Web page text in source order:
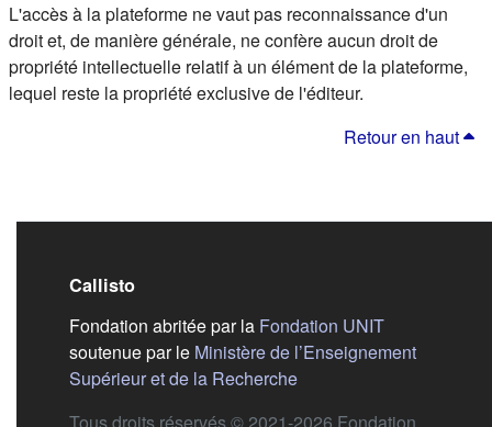
L'accès à la plateforme ne vaut pas reconnaissance d'un
droit et, de manière générale, ne confère aucun droit de
propriété intellectuelle relatif à un élément de la plateforme,
lequel reste la propriété exclusive de l'éditeur.
Retour en haut
Callisto
Fondation abritée par la Fondation UNIT(s'ouvre
soutenue par le Ministère de l’Enseignement
Supérieur et de la Recherche(s'ouvre dans un nouvel